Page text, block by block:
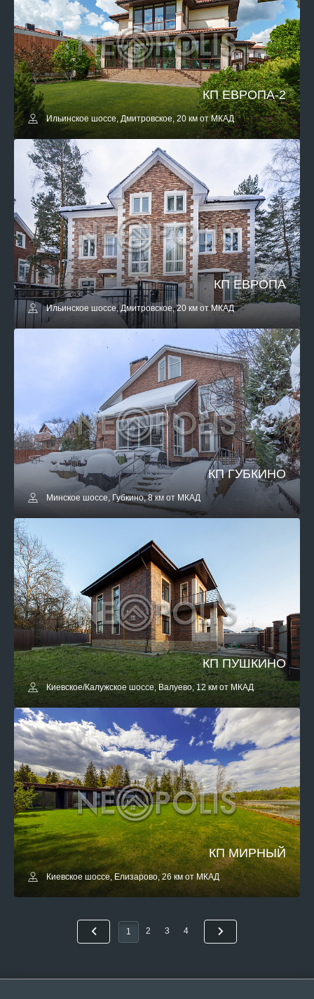
КП ЕВРОПА-2
Ильинское шоссе, Дмитровское, 20 км от МКАД
КП ЕВРОПА
Ильинское шоссе, Дмитровское, 20 км от МКАД
КП ГУБКИНО
Минское шоссе, Губкино, 8 км от МКАД
КП ПУШКИНО
Киевское/Калужское шоссе, Валуево, 12 км от МКАД
КП МИРНЫЙ
Киевское шоссе, Елизарово, 26 км от МКАД
1 2 3 4